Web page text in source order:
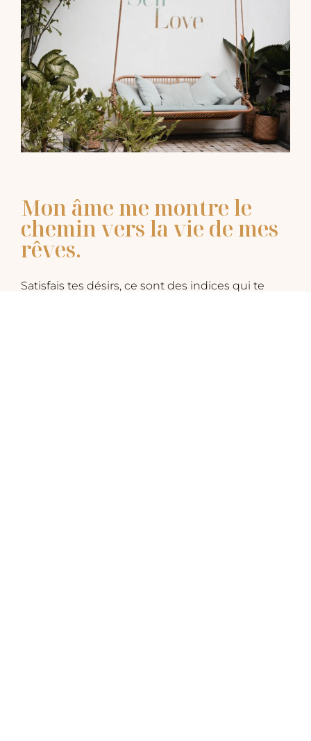
Mon âme me montre le
chemin vers la vie de mes
rêves.
Satisfais tes désirs, ce sont des indices qui te